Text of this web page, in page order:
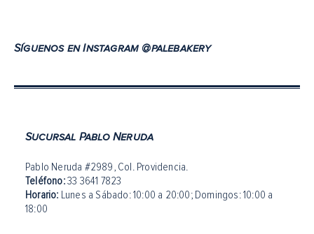
Síguenos en Instagram @palebakery
Sucursal Pablo Neruda
Pablo Neruda #2989, Col. Providencia.
Teléfono:33 3641 7823
Horario: Lunes a Sábado: 10:00 a 20:00; Domingos: 10:00 a
18:00